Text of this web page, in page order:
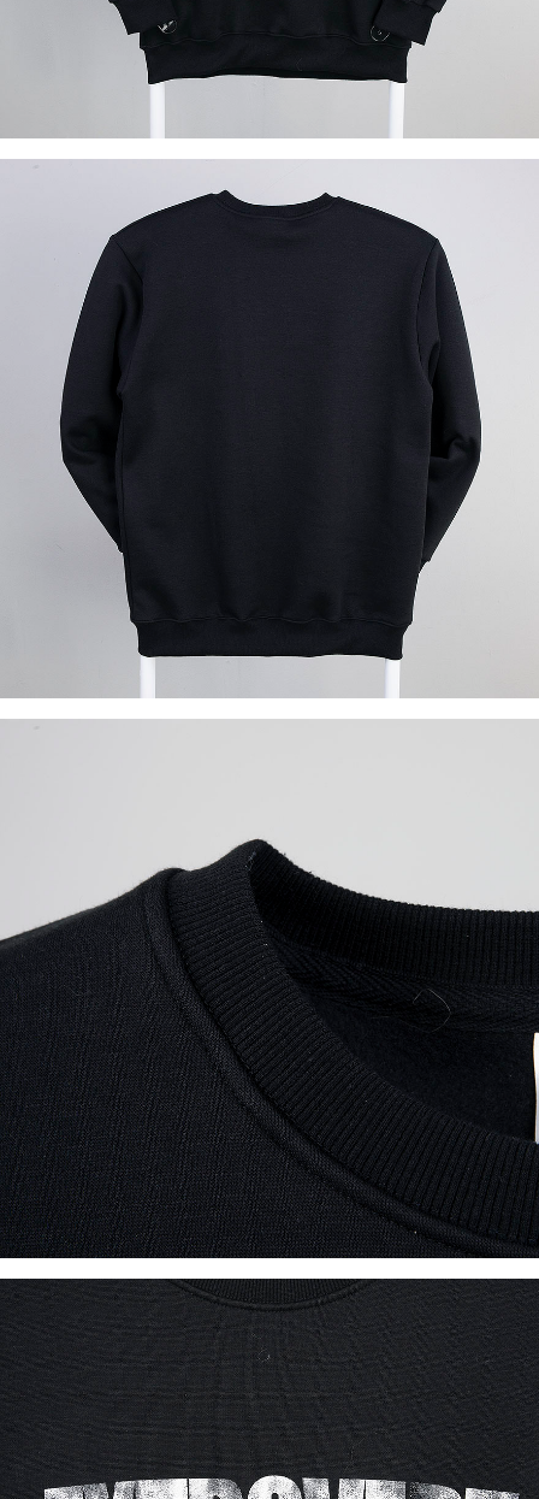
이코 라이프 하